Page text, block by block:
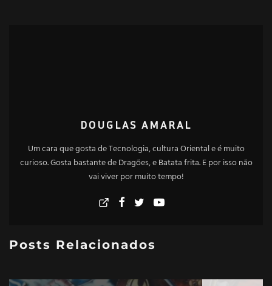
DOUGLAS AMARAL
Um cara que gosta de Tecnologia, cultura Oriental e é muito
curioso. Gosta bastante de Dragões, e Batata frita. E por isso não
vai viver por muito tempo!
Posts Relacionados